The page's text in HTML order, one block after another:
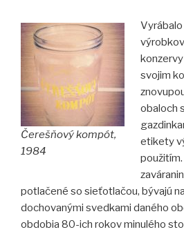
Čerešňový kompót,
1984
svojim
obaloch
etikety
potlačené so sieťotlačou, bývajú
dochovanými svedkami daného
obdobia 80-ich rokov minulého